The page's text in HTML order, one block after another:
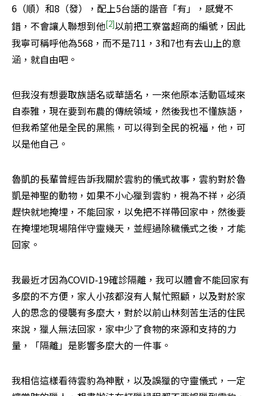
6（順）和8（發），配上5台語的諧音「有」，感覺不
錯，不會讓人聯想到他[2]以前把工寮當超商的編號，因此
我寧可稱呼他為568，而不是711，3和7也有去山上的意
涵，就自由吧。
但我沒有想要取族語名或華語名，一來他原本活動區域來
自泰雅，現在要到布農的傳統領域，然後我也不懂族語，
但我希望他是全民的黑熊，可以得到全民的祝福，他，可
以是他自己。
魯凱的長輩曾經告訴我關於雲豹的儀式故事，雲豹對於魯
凱是神聖的動物，如果不小心獵到雲豹，視為不祥，必須
趕快就地掩埋，不能回家，以免把不祥帶回家中，然後要
在掩埋地現場陪伴守靈幾天，並經過除穢儀式之後，才能
回家。
我最近才因為COVID-19確診隔離，我可以體會不能回家有
多麼的不方便，家人小孩都沒有人幫忙照顧，以及對於家
人的思念的侵襲有多麼大，對於以前山林刻苦生活的住民
來說，獵人無法回家，家中少了食物的來源和支持的力
量，「隔離」是影響多麼大的一件事。
我相信這樣看待雲豹為神獸，以及誤獵的守靈儀式，一定